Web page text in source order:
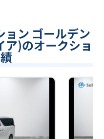
ョン ゴールデン
ア)のオークショ